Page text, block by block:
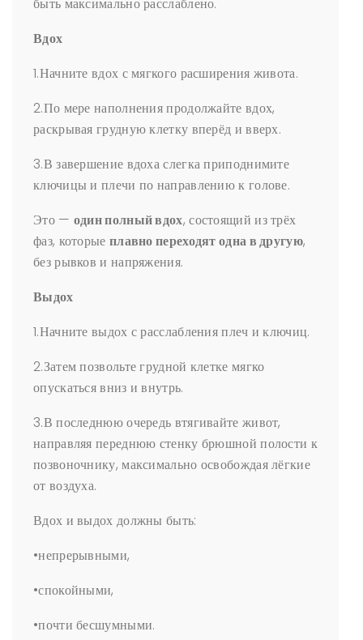
быть максимально расслаблено.
Вдох
1.Начните вдох с мягкого расширения живота.
2.По мере наполнения продолжайте вдох,
раскрывая грудную клетку вперёд и вверх.
3.В завершение вдоха слегка приподнимите
ключицы и плечи по направлению к голове.
Это — один полный вдох, состоящий из трёх
фаз, которые плавно переходят одна в другую,
без рывков и напряжения.
Выдох
1.Начните выдох с расслабления плеч и ключиц.
2.Затем позвольте грудной клетке мягко
опускаться вниз и внутрь.
3.В последнюю очередь втягивайте живот,
направляя переднюю стенку брюшной полости к
позвоночнику, максимально освобождая лёгкие
от воздуха.
Вдох и выдох должны быть:
•непрерывными,
•спокойными,
•почти бесшумными.